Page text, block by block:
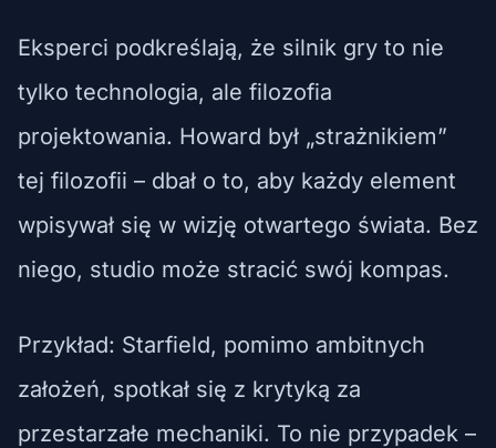
Eksperci podkreślają, że silnik gry to nie
tylko technologia, ale filozofia
projektowania. Howard był „strażnikiem”
tej filozofii – dbał o to, aby każdy element
wpisywał się w wizję otwartego świata. Bez
niego, studio może stracić swój kompas.
Przykład: Starfield, pomimo ambitnych
założeń, spotkał się z krytyką za
przestarzałe mechaniki. To nie przypadek –